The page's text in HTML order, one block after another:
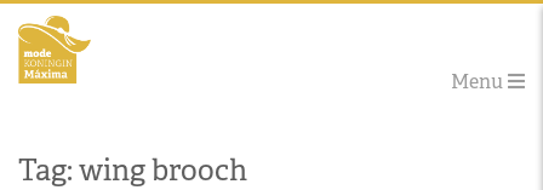
Menu
Tag: wing brooch